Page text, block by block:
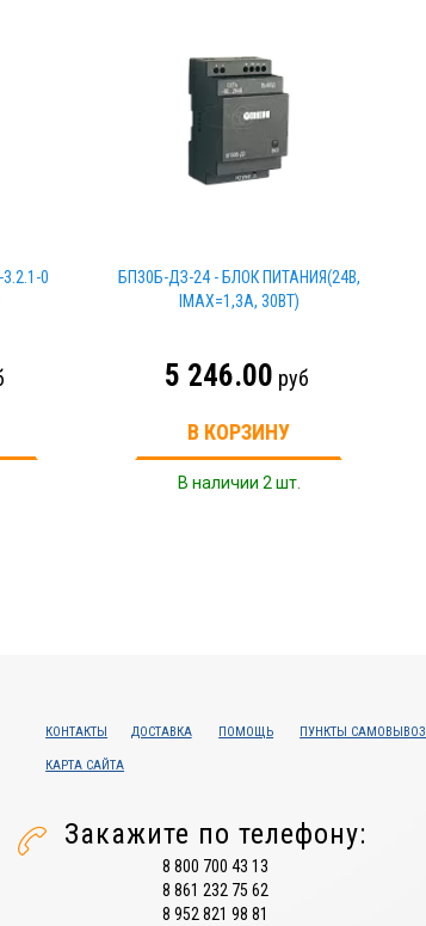
0
БП30Б-ДЗ-24 - БЛОК ПИТАНИЯ(24В,
IMAX=1,3A, 30ВТ)
5 246.00 руб
В КОРЗИНУ
В наличии 2 шт.
КОНТАКТЫ ДОСТАВКА ПОМОЩЬ ПУНКТЫ
КАРТА САЙТА
Закажите по телефону:
8 800 700 43 13
8 861 232 75 62
8 952 821 98 81